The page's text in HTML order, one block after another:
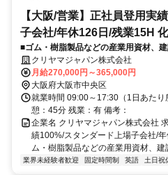
【大阪/営業】正社員登用実
子会社/年休126日/残業15H
■ゴム・樹脂製品などの産業用資材、
を取扱っているメーカー機能の商社で
していただきます。
クリヤマジャパン株式会社
月給270,000円～365,000円
大阪府大阪市中央区
就業時間 09:00～17:30（1日あた
憩：45分 残業：有 備考：
企業名 クリヤマジャパン株式会社
績100%/スタンダード上場子会社/
ム・樹脂製品などの産業用資材、
業界未経験者歓迎 固定時間制 英語 土日祝